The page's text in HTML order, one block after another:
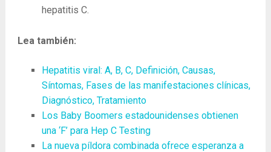
hepatitis C.
Lea también:
Hepatitis viral: A, B, C, Definición, Causas,
Síntomas, Fases de las manifestaciones clínicas,
Diagnóstico, Tratamiento
Los Baby Boomers estadounidenses obtienen
una ‘F’ para Hep C Testing
La nueva píldora combinada ofrece esperanza a